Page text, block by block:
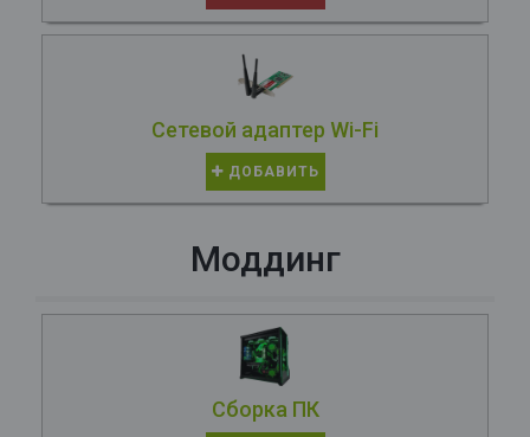
Сетевой адаптер Wi-Fi
ДОБАВИТЬ
Моддинг
Сборка ПК